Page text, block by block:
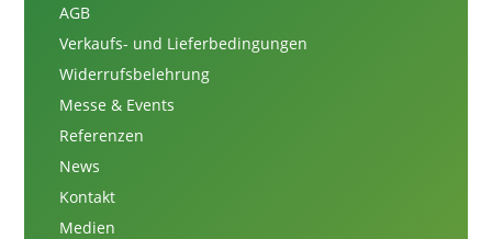
AGB
Verkaufs- und Lieferbedingungen
Widerrufsbelehrung
Messe & Events
Referenzen
News
Kontakt
Medien